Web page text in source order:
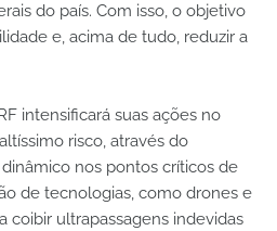
do país. Com isso, o objetivo
e, acima de tudo, reduzir a
intensificará suas ações no
risco, através do
nos pontos críticos de
de tecnologias, como drones e
coibir ultrapassagens indevidas